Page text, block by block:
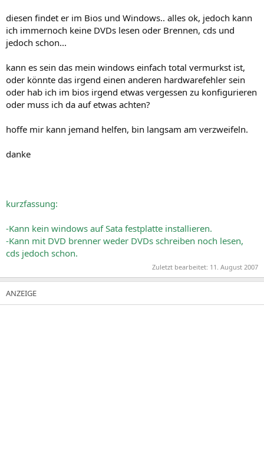
diesen findet er im Bios und Windows.. alles ok, jedoch kann
ich immernoch keine DVDs lesen oder Brennen, cds und
jedoch schon...
kann es sein das mein windows einfach total vermurkst ist,
oder könnte das irgend einen anderen hardwarefehler sein
oder hab ich im bios irgend etwas vergessen zu konfigurieren
oder muss ich da auf etwas achten?
hoffe mir kann jemand helfen, bin langsam am verzweifeln.
danke
kurzfassung:
-Kann kein windows auf Sata festplatte installieren.
-Kann mit DVD brenner weder DVDs schreiben noch lesen,
cds jedoch schon.
Zuletzt bearbeitet: 11. August 2007